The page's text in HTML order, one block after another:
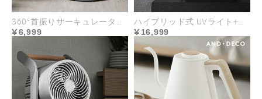
360°首振りサーキュレーター マイナスイオン搭載タイプ
6,999
ハイブリッド式 UVライト+ヒーター除菌機能付き
16,999